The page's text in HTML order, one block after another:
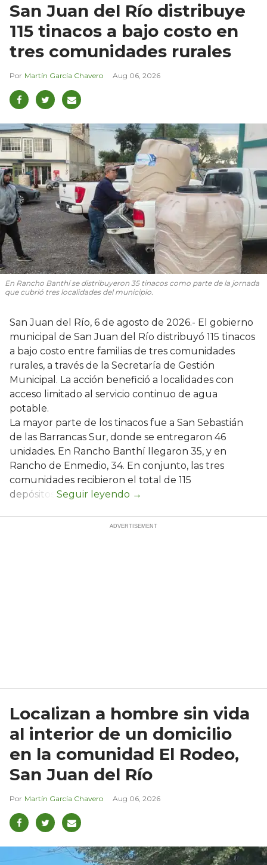
San Juan del Río distribuye
115 tinacos a bajo costo en
tres comunidades rurales
Martín García Chavero Aug 06, 2026
En Rancho Banthí se distribuyeron 35 tinacos como parte de la jornada
que cubrió tres localidades del municipio.
San Juan del Río, 6 de agosto de 2026.- El gobierno
municipal de San Juan del Río distribuyó 115 tinacos
a bajo costo entre familias de tres comunidades
rurales, a través de la Secretaría de Gestión
Municipal. La acción benefició a localidades con
acceso limitado al servicio continuo de agua
potable.
La mayor parte de los tinacos fue a San Sebastián
de las Barrancas Sur, donde se entregaron 46
unidades. En Rancho Banthí llegaron 35, y en
Rancho de Enmedio, 34. En conjunto, las tres
comunidades recibieron el total de 115
depósitos.
Localizan a hombre sin vida
al interior de un domicilio
en la comunidad El Rodeo,
San Juan del Río
Martín García Chavero Aug 06, 2026